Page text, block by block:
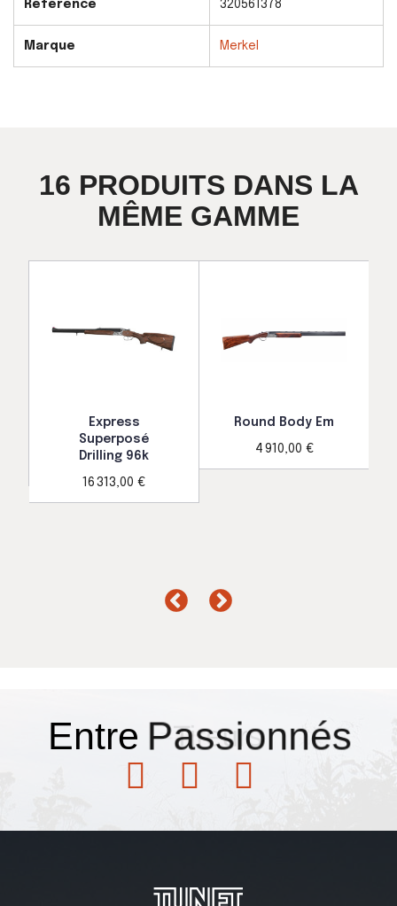
Référence 320561378
Marque Merkel
16 PRODUITS DANS LA
MÊME GAMME
Express
Superposé
Drilling 96k
16 313,00 €
Round Body Em
4 910,00 €
EntrePassionnés